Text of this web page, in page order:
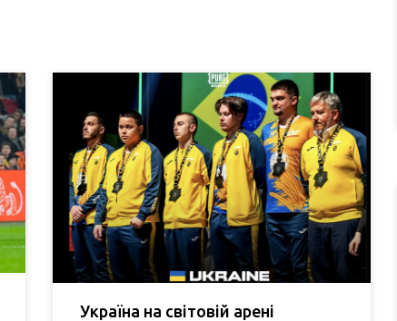
Україна на світовій арені